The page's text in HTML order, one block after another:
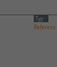
Typ
Referenz